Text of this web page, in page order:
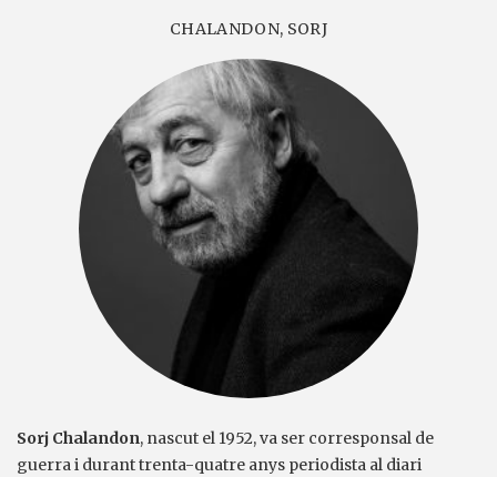
CHALANDON, SORJ
Sorj Chalandon, nascut el 1952, va ser corresponsal de
guerra i durant trenta-quatre anys periodista al diari